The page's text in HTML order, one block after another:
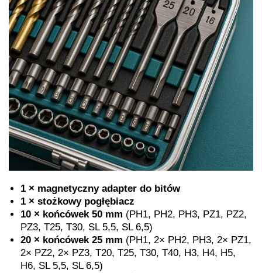
1 × magnetyczny adapter do bitów
1 × stożkowy pogłębiacz
10 × końcówek 50 mm (PH1, PH2, PH3, PZ1, PZ2,
PZ3, T25, T30, SL 5,5, SL 6,5)
20 × końcówek 25 mm (PH1, 2× PH2, PH3, 2× PZ1,
2× PZ2, 2× PZ3, T20, T25, T30, T40, H3, H4, H5,
H6, SL 5,5, SL 6,5)